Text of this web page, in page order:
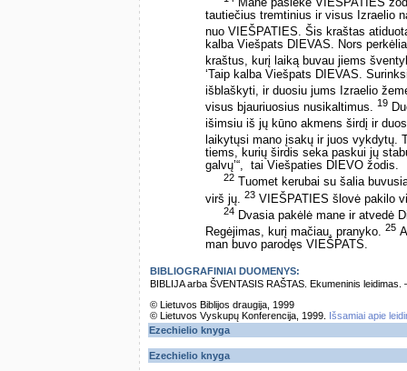
Mane pasiekė VIEŠPATIES
tautiečius tremtinius ir visus Izraelio
nuo VIEŠPATIES. Šis kraštas
kalba Viešpats DIEVAS. Nors
kraštus, kurį laiką buvau jiems
‘Taip kalba Viešpats DIEVAS.
išblaškyti, ir duosiu jums Izraelio
visus bjauriuosius nusikaltimus. 19
išimsiu iš jų kūno akmens širdį ir
laikytųsi mano įsakų ir juos vykdytų.
tiems, kurių širdis seka paskui jų
galvų’“, ­ tai Viešpaties DIEVO žodis.
22 Tuomet kerubai su šalia
virš jų. 23 VIEŠPATIES šlovė pakilo
24 Dvasia pakėlė mane ir atvedė
Regėjimas, kurį mačiau, pranyko. 25
man buvo parodęs VIEŠPATS.
BIBLIOGRAFINIAI DUOMENYS:
BIBLIJA arba ŠVENTASIS RAŠTAS. Ekumeninis
© Lietuvos Biblijos draugija, 1999
© Lietuvos Vyskupų Konferencija, 1999.
Išsamiai apie
Ezechielio knyga
Ezechielio knyga